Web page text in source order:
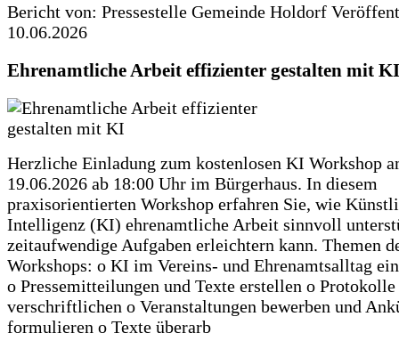
Bericht von: Pressestelle Gemeinde Holdorf
10.06.2026
Ehrenamtliche Arbeit effizienter gestalten mit KI
Herzliche Einladung zum kostenlosen KI Workshop
19.06.2026 ab 18:00 Uhr im Bürgerhaus. In diesem
praxisorientierten Workshop erfahren Sie, wie
Intelligenz (KI) ehrenamtliche Arbeit sinnvoll
zeitaufwendige Aufgaben erleichtern kann. Themen
Workshops: o KI im Vereins- und Ehrenamtsalltag
o Pressemitteilungen und Texte erstellen o
verschriftlichen o Veranstaltungen bewerben und
formulieren o Texte überarb